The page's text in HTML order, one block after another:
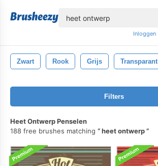
Inloggen
Zwart Rook Grijs Transparant
Filters
Heet Ontwerp Penselen
188 free brushes matching
heet ontwerp